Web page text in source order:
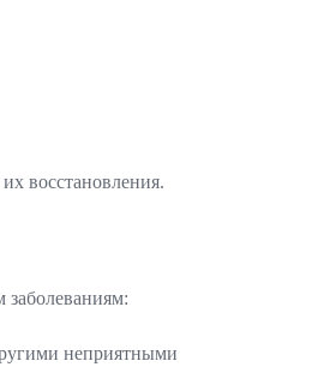
восстановления.
неприятными